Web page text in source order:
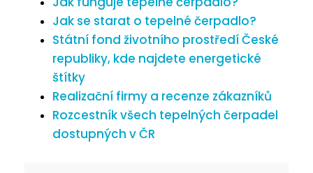
Jak se starat o tepelné čerpadlo?
Státní fond životního prostředí České
republiky, kde najdete energetické
štítky
Realizační firmy a recenze zákazníků
Rozcestník všech tepelných čerpadel
dostupných v ČR